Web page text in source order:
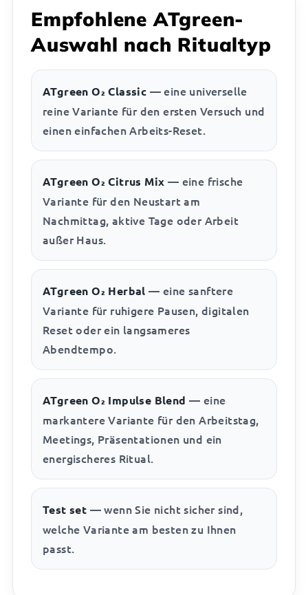
Empfohlene ATgreen-
Auswahl nach Ritualtyp
ATgreen O₂ Classic — eine universelle
reine Variante für den ersten Versuch und
einen einfachen Arbeits-Reset.
ATgreen O₂ Citrus Mix — eine frische
Variante für den Neustart am
Nachmittag, aktive Tage oder Arbeit
außer Haus.
ATgreen O₂ Herbal — eine sanftere
Variante für ruhigere Pausen, digitalen
Reset oder ein langsameres
Abendtempo.
ATgreen O₂ Impulse Blend — eine
markantere Variante für den Arbeitstag,
Meetings, Präsentationen und ein
energischeres Ritual.
Test set — wenn Sie nicht sicher sind,
welche Variante am besten zu Ihnen
passt.